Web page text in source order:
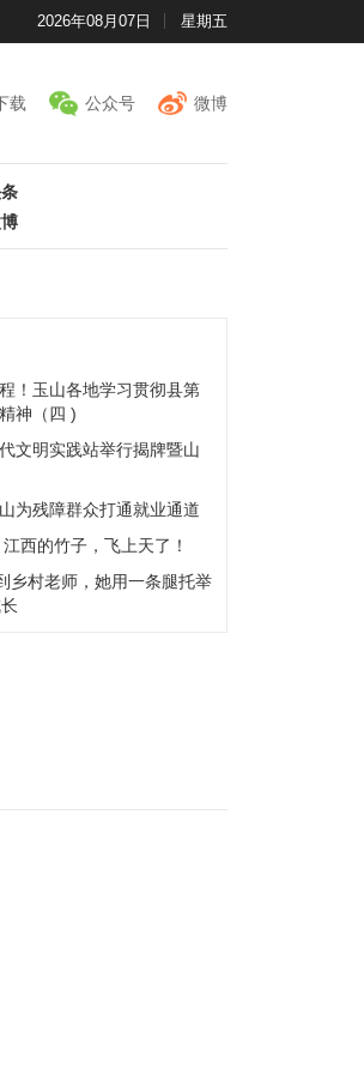
2026年08月07日 星期五
载 公众号 微博
！玉山各地学习贯彻县第
神（四 )
文明实践站举行揭牌暨山
为残障群众打通就业通道
西的竹子，飞上天了！
乡村老师，她用一条腿托举